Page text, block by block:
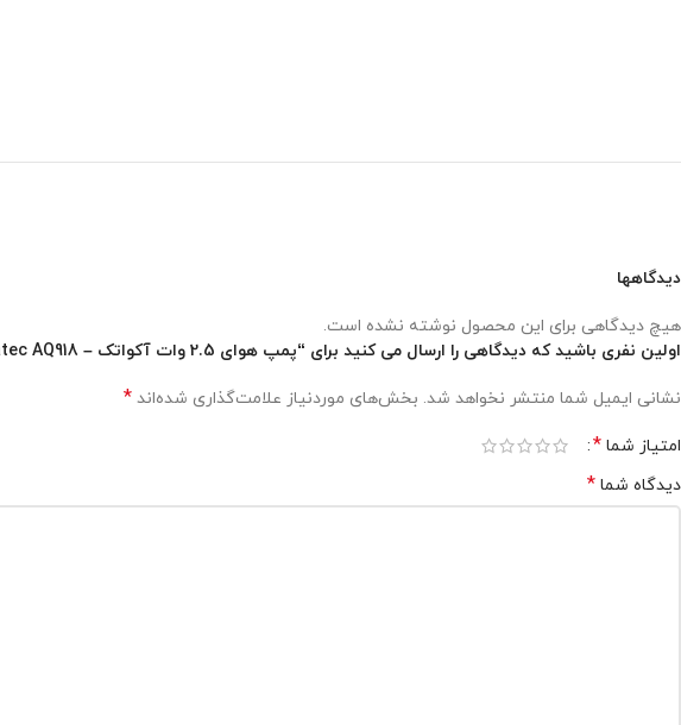
دیدگاهها
هیچ دیدگاهی برای این محصول نوشته نشده است.
اولین نفری باشید که دیدگاهی را ارسال می کنید برای “پمپ هوای 2.5 وات آکواتک – Aquatec AQ918”
نشانی ایمیل شما منتشر نخواهد شد. بخش‌های موردنیاز علامت‌گذاری شده‌اند *
امتیاز شما *
دیدگاه شما *